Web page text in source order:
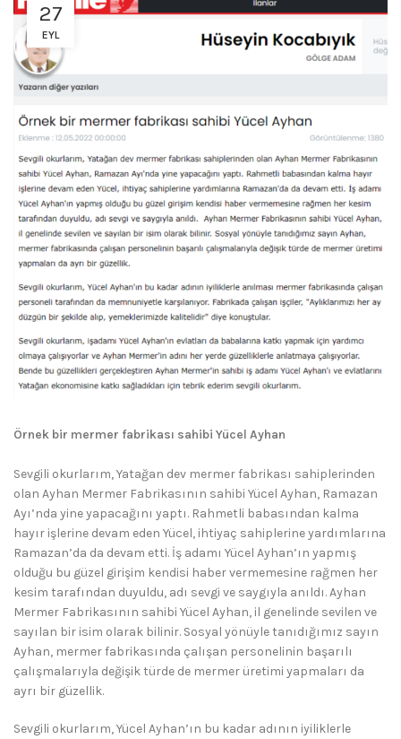
27
EYL
Örnek bir mermer fabrikası sahibi Yücel Ayhan
Sevgili okurlarım, Yatağan dev mermer fabrikası sahiplerinden
olan Ayhan Mermer Fabrikasının sahibi Yücel Ayhan, Ramazan
Ayı’nda yine yapacağını yaptı. Rahmetli babasından kalma
hayır işlerine devam eden Yücel, ihtiyaç sahiplerine yardımlarına
Ramazan’da da devam etti. İş adamı Yücel Ayhan’ın yapmış
olduğu bu güzel girişim kendisi haber vermemesine rağmen her
kesim tarafından duyuldu, adı sevgi ve saygıyla anıldı. Ayhan
Mermer Fabrikasının sahibi Yücel Ayhan, il genelinde sevilen ve
sayılan bir isim olarak bilinir. Sosyal yönüyle tanıdığımız sayın
Ayhan, mermer fabrikasında çalışan personelinin başarılı
çalışmalarıyla değişik türde de mermer üretimi yapmaları da
ayrı bir güzellik.
Sevgili okurlarım, Yücel Ayhan’ın bu kadar adının iyiliklerle